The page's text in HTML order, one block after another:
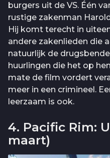
burgers uit de VS. Één
rustige zakenman
Hij komt terecht in
andere zakenlieden die
natuurlijk de
huurlingen die het op
mate de film vordert
meer in een crimineel.
leerzaam is ook.
4. Pacific Rim:
maart)